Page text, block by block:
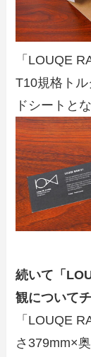
「LOUQE
T10規格ト
ドシートと
続いて「
観について
「LOUQE
さ379mm×